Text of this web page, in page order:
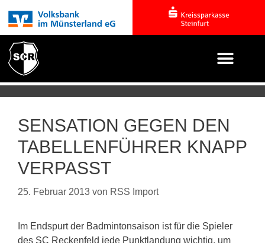
SENSATION GEGEN DEN
TABELLENFÜHRER KNAPP
VERPASST
25. Februar 2013 von RSS Import
Im Endspurt der Badmintonsaison ist für die Spieler
des SC Reckenfeld jede Punktlandung wichtig, um